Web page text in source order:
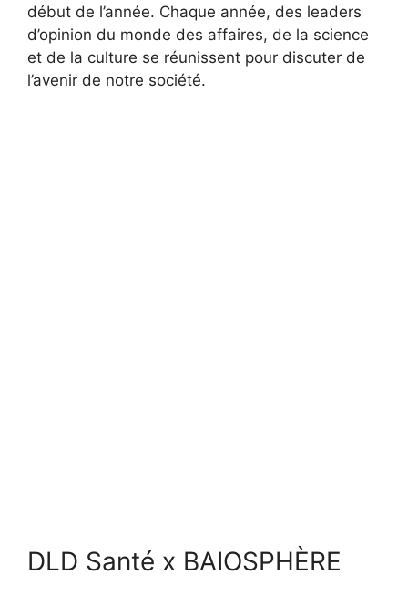
début de l’année. Chaque année, des leaders
d’opinion du monde des affaires, de la science
et de la culture se réunissent pour discuter de
l’avenir de notre société.
DLD Santé x BAIOSPHÈRE